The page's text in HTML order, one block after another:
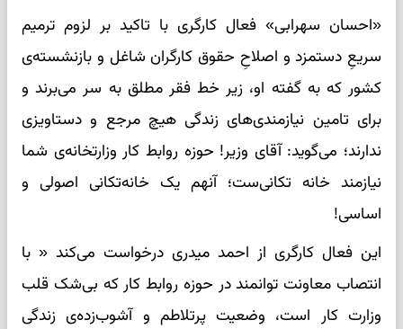
«احسان سهرابی» فعال کارگری با تاکید بر لزوم ترمیم
سریعِ دستمزد و اصلاحِ حقوق کارگران شاغل و بازنشسته‌ی
کشور که به گفته او، زیر خط فقر مطلق به سر می‌برند و
برای تامین نیازمندی‌های زندگی هیچ مرجع و دستاویزی
ندارند؛ می‌گوید: آقای وزیر! حوزه روابط کار وزارتخانه‌ی شما
نیازمند خانه تکانی‌ست؛ آنهم یک خانه‌تکانی اصولی و
اساسی!
این فعال کارگری از احمد میدری درخواست می‌کند « با
انتصاب معاونت توانمند در حوزه روابط کار که بی‌شک قلب
وزارت کار است، وضعیت پرتلاطم و آشوب‌زده‌ی زندگی